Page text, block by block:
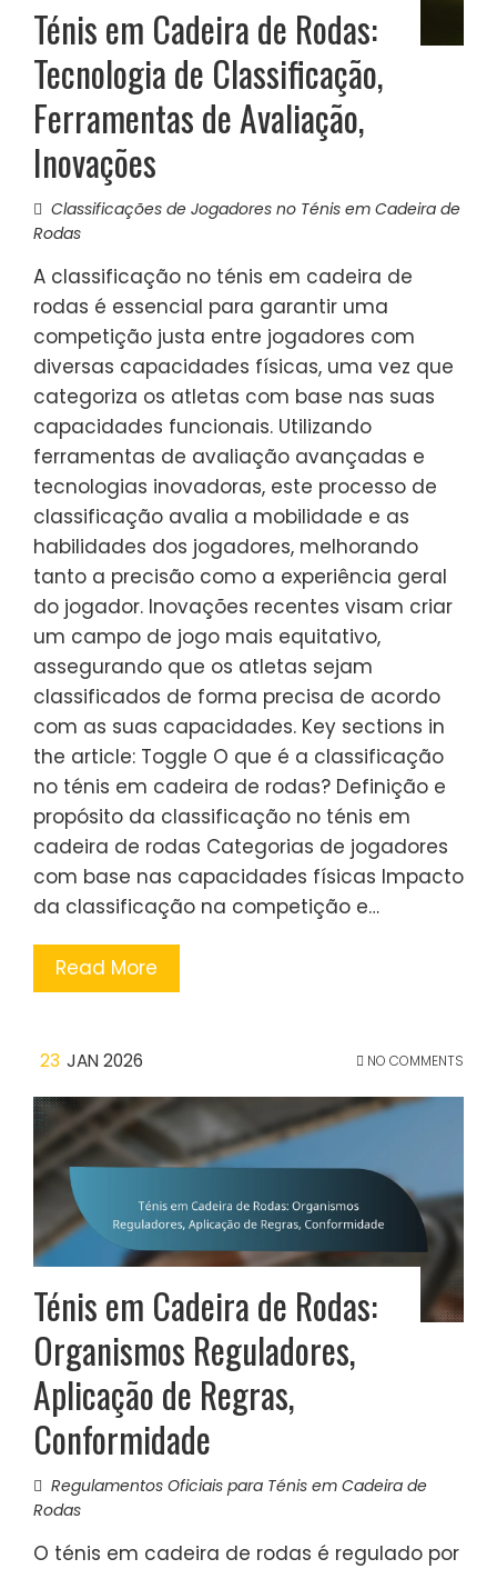
Ténis em Cadeira de Rodas:
Tecnologia de Classificação,
Ferramentas de Avaliação,
Inovações
Classificações de Jogadores no Ténis em Cadeira de
Rodas
A classificação no ténis em cadeira de
rodas é essencial para garantir uma
competição justa entre jogadores com
diversas capacidades físicas, uma vez que
categoriza os atletas com base nas suas
capacidades funcionais. Utilizando
ferramentas de avaliação avançadas e
tecnologias inovadoras, este processo de
classificação avalia a mobilidade e as
habilidades dos jogadores, melhorando
tanto a precisão como a experiência geral
do jogador. Inovações recentes visam criar
um campo de jogo mais equitativo,
assegurando que os atletas sejam
classificados de forma precisa de acordo
com as suas capacidades. Key sections in
the article: Toggle O que é a classificação
no ténis em cadeira de rodas? Definição e
propósito da classificação no ténis em
cadeira de rodas Categorias de jogadores
com base nas capacidades físicas Impacto
da classificação na competição e…
Read More
23 JAN 2026 NO COMMENTS
Ténis em Cadeira de Rodas:
Organismos Reguladores,
Aplicação de Regras,
Conformidade
Regulamentos Oficiais para Ténis em Cadeira de
Rodas
O ténis em cadeira de rodas é regulado por